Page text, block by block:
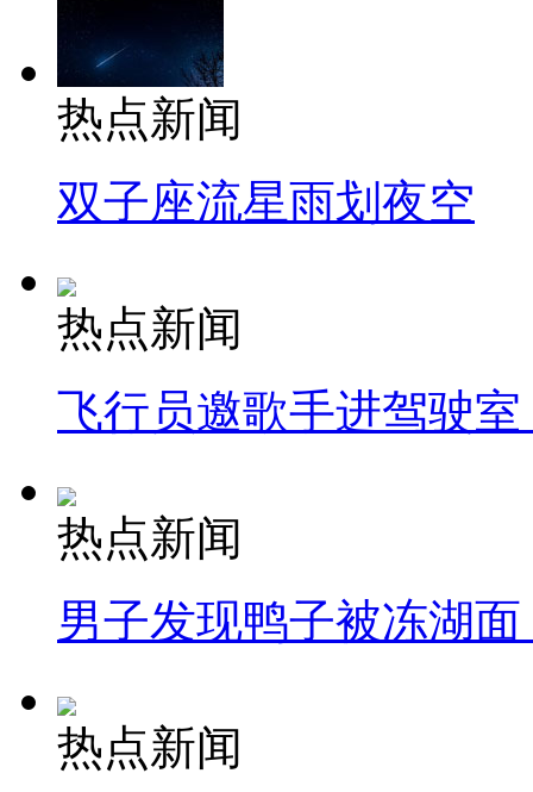
热点新闻
双子座流星雨划夜空
热点新闻
飞行员邀歌手进驾驶
热点新闻
男子发现鸭子被冻湖
热点新闻